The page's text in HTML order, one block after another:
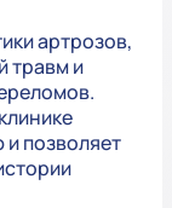
артрозов,
травм и
позволяет